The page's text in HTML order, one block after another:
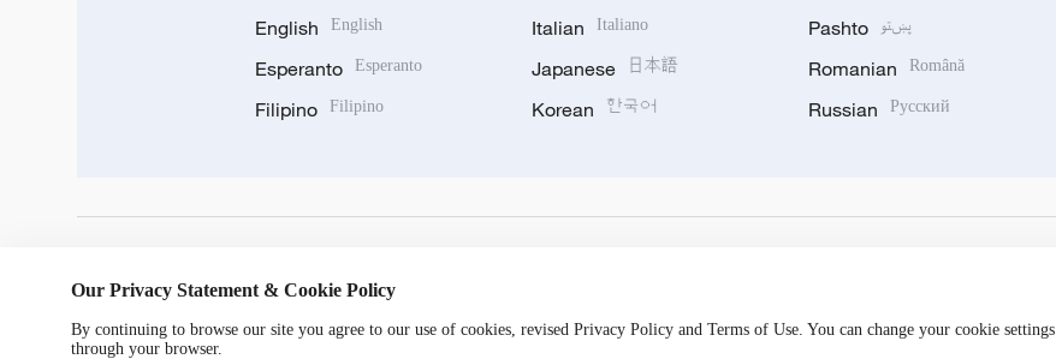
English English
Esperanto Esperanto
Filipino Filipino
Italian Italiano
Japanese 日本語
Korean 한국어
Pashto پښتو
Romanian Română
Russian Русский
Our Privacy Statement & Cookie Policy
By continuing to browse our site you agree to our use of cookies, revised Privacy Policy and Terms of Use. You can change your cookie settings
through your browser.